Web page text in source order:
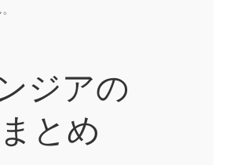
ジアの
とめ